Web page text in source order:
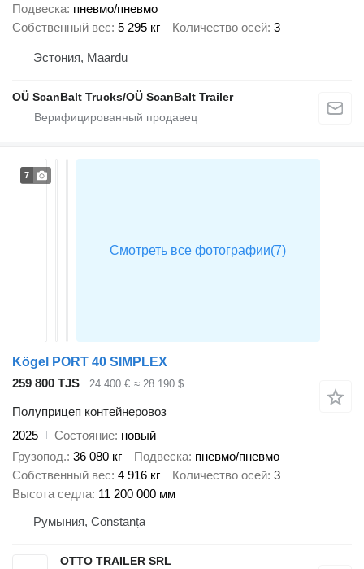
Подвеска пневмо/пневмо
Собственный вес 5 295 кг Количество осей 3
Эстония, Maardu
OÜ ScanBalt Trucks/OÜ ScanBalt Trailer
7
Kögel PORT 40 SIMPLEX
259 800 TJS
24 400 € ≈ 28 190 $
Полуприцеп контейнеровоз
2025
Состояние новый
Грузопод. 36 080 кг Подвеска пневмо/пневмо
Собственный вес 4 916 кг Количество осей 3
Высота седла 11 200 000 мм
Румыния, Constanța
OTTO TRAILER SRL